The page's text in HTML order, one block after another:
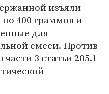
изъяли
400 граммов и
для
смеси. Против
3 статьи 205.1